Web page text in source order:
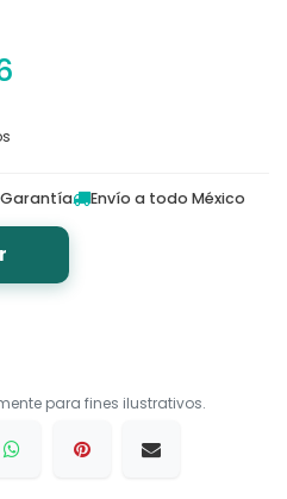
Garantía Envío a todo México
para fines ilustrativos.